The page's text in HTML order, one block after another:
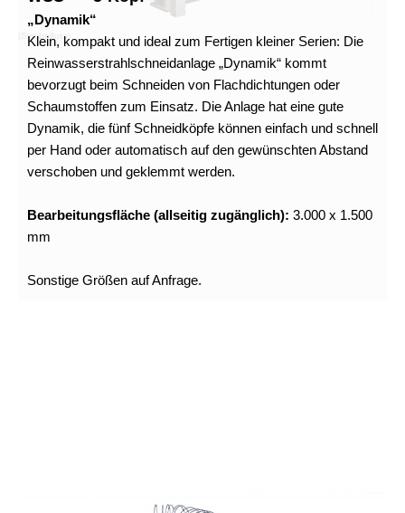
(Symbolfoto)
„Dynamik“
Klein, kompakt und ideal zum Fertigen kleiner Serien: Die
Reinwasserstrahlschneidanlage „Dynamik“ kommt
bevorzugt beim Schneiden von Flachdichtungen oder
Schaumstoffen zum Einsatz. Die Anlage hat eine gute
Dynamik, die fünf Schneidköpfe können einfach und schnell
per Hand oder automatisch auf den gewünschten Abstand
verschoben und geklemmt werden.
Bearbeitungsfläche (allseitig zugänglich): 3.000 x 1.500
mm
Sonstige Größen auf Anfrage.